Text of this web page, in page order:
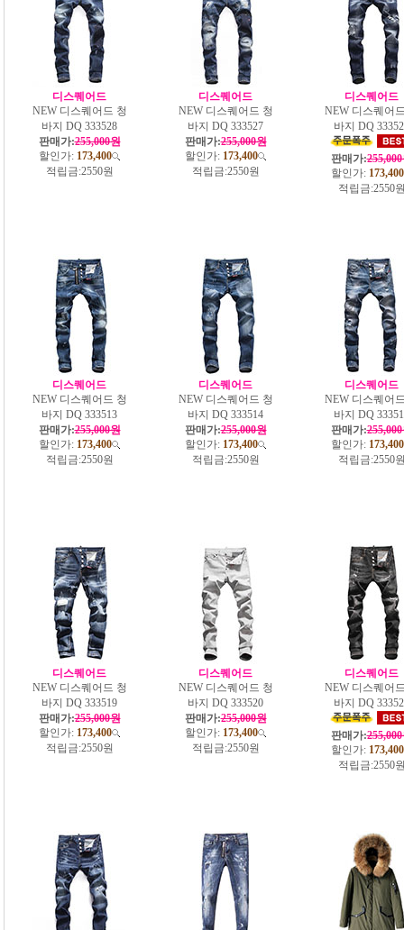
디스퀘어드
NEW 디스퀘어드 청
바지 DQ 333528
판매가:255,000원
할인가: 173,400
적립금:2550원
디스퀘어드
NEW 디스퀘어드 청
바지 DQ 333527
판매가:255,000원
할인가: 173,400
적립금:2550원
디스퀘어드
NEW 디스퀘어
바지 DQ
판매가:
할인가: 173,400
적립금:2550
디스퀘어드
NEW 디스퀘어드 청
바지 DQ 333513
판매가:255,000원
할인가: 173,400
적립금:2550원
디스퀘어드
NEW 디스퀘어드 청
바지 DQ 333514
판매가:255,000원
할인가: 173,400
적립금:2550원
디스퀘어드
NEW 디스퀘어
바지 DQ
판매가:
할인가: 173,400
적립금:2550
디스퀘어드
NEW 디스퀘어드 청
바지 DQ 333519
판매가:255,000원
할인가: 173,400
적립금:2550원
디스퀘어드
NEW 디스퀘어드 청
바지 DQ 333520
판매가:255,000원
할인가: 173,400
적립금:2550원
디스퀘어드
NEW 디스퀘어
바지 DQ
판매가:
할인가: 173,400
적립금:2550